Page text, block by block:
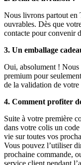
Nous livrons partout en
ouvrables. Dès que
contacte pour convenir
3. Un emballage
Oui, absolument ! Nous
premium pour
de la validation de votre
4. Comment profiter
Suite à votre première
dans votre colis un
vie sur toutes vos
Vous pouvez l’utiliser
prochaine commande,
service client pendant